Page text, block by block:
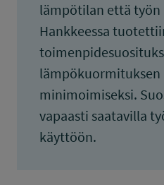
lämpötilan että
Hankkeessa
minimoimiseksi.
vapaasti saatavilla
käyttöön.